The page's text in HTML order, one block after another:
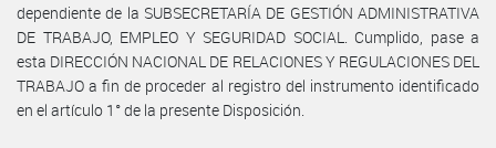
dependiente de la SUBSECRETARÍA DE GESTIÓN ADMINISTRATIVA
DE TRABAJO, EMPLEO Y SEGURIDAD SOCIAL. Cumplido, pase a
esta DIRECCIÓN NACIONAL DE RELACIONES Y REGULACIONES DEL
TRABAJO a fin de proceder al registro del instrumento identificado
en el artículo 1° de la presente Disposición.